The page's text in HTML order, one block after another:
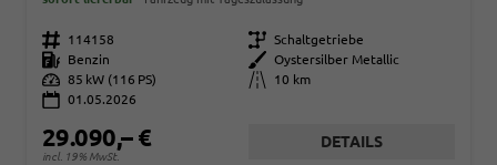
Fahrzeugnr. 114158 Getriebe Schaltgetriebe
Kraftstoff
Benzin Außenfarbe
Oystersilber Metallic
Leistung 85 kW (116 PS) Kilometerstand
10 km
01.05.2026
29.090,– €
incl. 19% MwSt.
DETAILS